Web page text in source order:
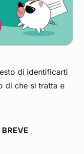
di identificarti
di che si tratta e